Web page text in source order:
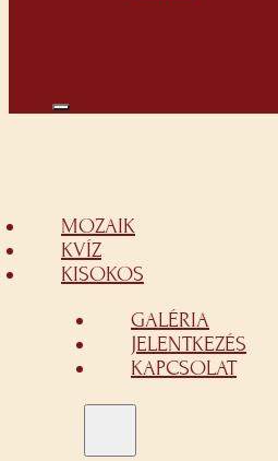
MOZAIK
KVÍZ
KISOKOS
GALÉRIA
JELENTKEZÉS
KAPCSOLAT